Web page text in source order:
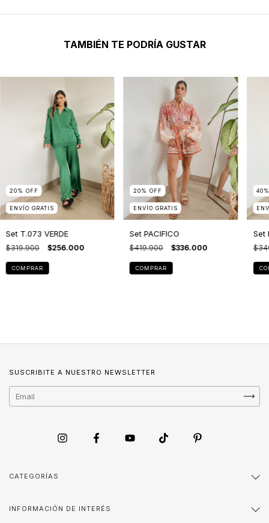
TAMBIÉN TE PODRÍA GUSTAR
20% OFF
ENVÍO GRATIS
Set T.073 VERDE
$319.900 $256.000
COMPRAR
20% OFF
ENVÍO GRATIS
Set PACIFICO
$419.900 $336.000
COMPRAR
40
Set
SUSCRIBITE A NUESTRO NEWSLETTER
CATEGORÍAS
INFORMACIÓN DE INTERÉS